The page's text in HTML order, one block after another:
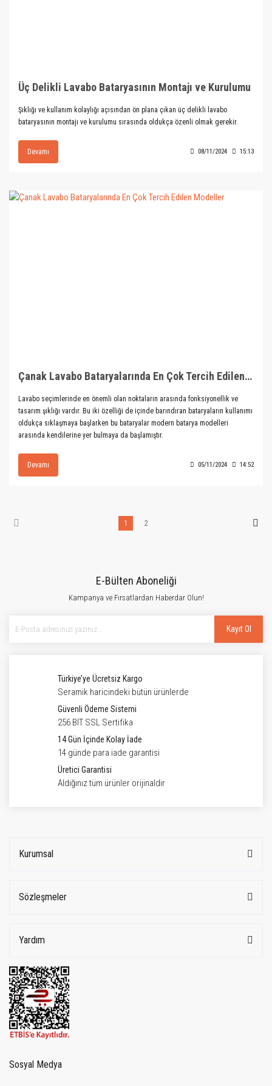
Üç Delikli Lavabo Bataryasının Montajı ve Kurulumu
Şıklığı ve kullanım kolaylığı açısından ön plana çıkan üç delikli lavabo
bataryasının montajı ve kurulumu sırasında oldukça özenli olmak gerekir.
Devamı 08/11/2024 15:13
Çanak Lavabo Bataryalarında En Çok Tercih Edilen Modeller
Lavabo seçimlerinde en önemli olan noktaların arasında fonksiyonellik ve
tasarım şıklığı vardır. Bu iki özelliği de içinde barındıran bataryaların kullanımı
oldukça sıklaşmaya başlarken bu bataryalar modern batarya modelleri
arasında kendilerine yer bulmaya da başlamıştır.
Devamı 05/11/2024 14:52
1 2
E-Bülten Aboneliği
Kampanya ve Fırsatlardan Haberdar Olun!
Kayıt Ol
Türkiye’ye Ücretsiz Kargo
Seramik haricindeki bütün ürünlerde
Güvenli Ödeme Sistemi
256 BIT SSL Sertifika
14 Gün İçinde Kolay İade
14 günde para iade garantisi
Üretici Garantisi
Aldığınız tüm ürünler orijinaldir
Kurumsal
Sözleşmeler
Yardım
Sosyal Medya